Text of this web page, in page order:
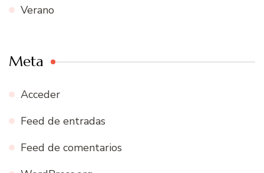
Verano
Meta
Acceder
Feed de entradas
Feed de comentarios